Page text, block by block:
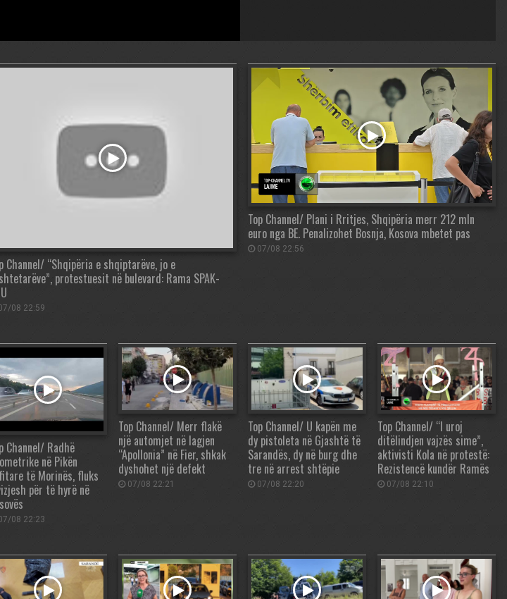
Channel/ “Shqipëria e shqiptarëve, jo e
protestuesit në bulevard: Rama SPAK-
08 22:59
Top Channel/ Plani i Rritjes, Shqipëria merr 212 mln
euro nga BE. Penalizohet Bosnja, Kosova mbetet pas
07/08 22:56
Channel/ Radhë
në Pikën
të Morinës, fluks
për të hyrë në
08 22:23
Top Channel/ Merr flakë
një automjet në lagjen
“Apollonia” në Fier, shkak
dyshohet një defekt
07/08 22:21
Top Channel/ U kapën me
dy pistoleta në Gjashtë të
Sarandës, dy në burg dhe
tre në arrest shtëpie
07/08 22:20
Top Channel/ “I uroj
ditëlindjen vajzës sime”,
aktivisti Kola në protestë:
Rezistencë kundër Ramës
07/08 22:10